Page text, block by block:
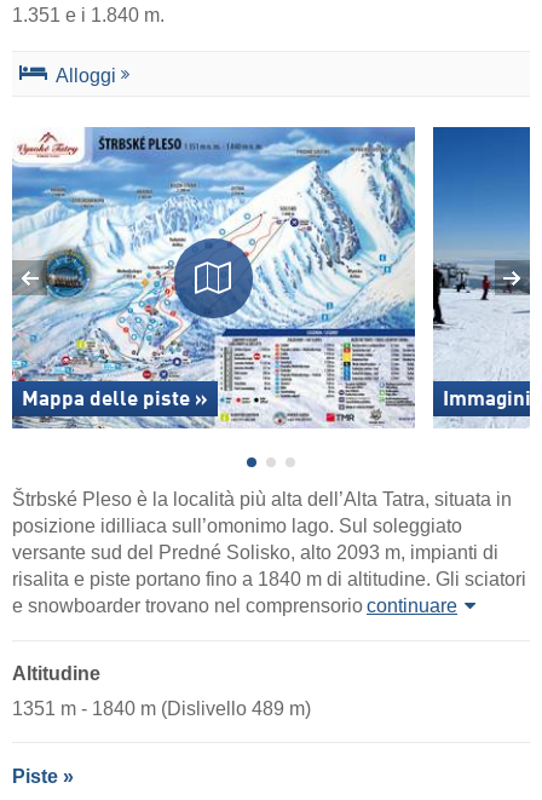
1.351 e i 1.840 m.
Alloggi
Mappa delle piste » Immagini
Štrbské Pleso è la località più alta dell’Alta Tatra, situata in
posizione idilliaca sull’omonimo lago. Sul soleggiato
versante sud del Predné Solisko, alto 2093 m, impianti di
risalita e piste portano fino a 1840 m di altitudine. Gli sciatori
e snowboarder trovano nel comprensoriocontinuare
Altitudine
1351 m - 1840 m (Dislivello 489 m)
Piste »